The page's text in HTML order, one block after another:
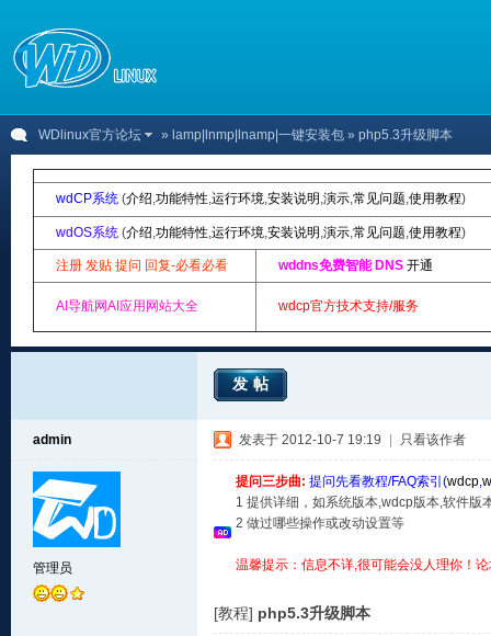
WDlinux官方论坛 » lamp|lnmp|lnamp|一键安装包 » php5.3升级脚本
wdCP系统 (介绍,功能特性,运行环境,安装说明 ,演示,常见问题,使用教程)
wdOS系统 (介绍,功能特性,运行环境,安装说明 ,演示,常见问题,使用教程)
注册 发贴 提问 回复-必看必看 wddns免费智能 DNS 开通
AI导航网AI应用网站大全 wdcp官方技术支持/服务
发帖
admin
管理员
发表于 2012-10-7 19:19 只看该作者
提问三步曲: 提问先看教程/FAQ索引(wdcp,
1 提供详细，如系统版本,wdcp版本,软件版
2 做过哪些操作或改动设置等
温馨提示：信息不详,很可能会没人理你！
[教程] php5.3升级脚本